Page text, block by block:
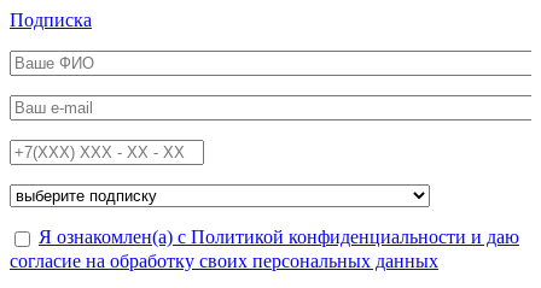
Перейти к основному содержанию
Подписка
ФИО*
Email*
Телефон*
Подписка на*
Обработка персональных данных*
Я ознакомлен(а) с Политикой конфиденциальности и даю
согласие на обработку своих персональных данных